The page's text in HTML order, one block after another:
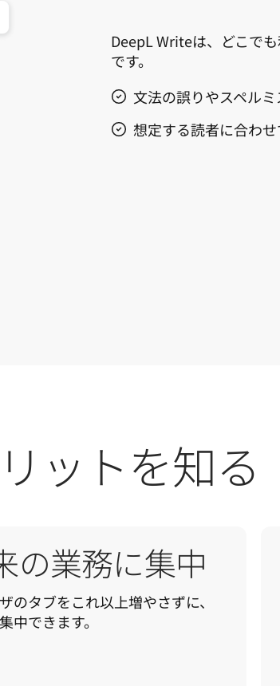
DeepL Writeは、どこで
です。
文法の誤りやスペル
想定する読者に合わ
ットを知る
の業務に集中
のタブをこれ以上増やさずに、
中できます。